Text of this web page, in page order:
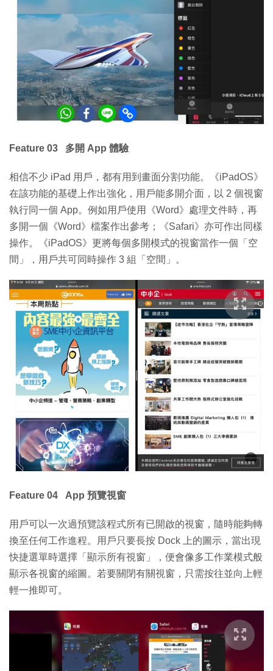
Feature 03 多開 App 體驗
相信不少 iPad 用戶，都有用到畫面分割功能。《iPadOS》
在該功能的基礎上作出強化，用戶能多開介面，以 2 個視窗
執行同一個 App。例如用戶使用《Word》處理文件時，再
多開一個《Word》檔案作出參考；《Safari》亦可作出同樣
操作。《iPadOS》更將每個多開模式的視窗當作一個「空
間」，用戶共可同時操作 3 組「空間」。
Feature 04 App 預覽視窗
用戶可以一次過預覽該程式所有已開啟的視窗，隨時能夠轉
換至任何工作進程。用戶只要長按 Dock 上的圖示，當出現
快捷選單時選擇「顯示所有視窗」，便會像多工作業模式般
顯示各視窗的縮圖。若要關閉有關視窗，只需按往並向上輕
輕一推即可。